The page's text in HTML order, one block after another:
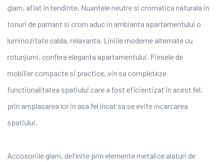
glam, aflat in tendinte. Nuantele neutre si cromatica naturala in
tonuri de pamant si crom aduc in ambianta apartamentului o
luminozitate calda, relaxanta. Liniile moderne alternate cu
rotunjumi, confera eleganta apartamentului. Piesele de
mobilier compacte si practice, vin sa completeze
functionalitatea spatiului care a fost eficientizat in acest fel,
prin amplasarea lor in asa fel incat sa se evite incarcarea
spatiului.
Accosoriile glam, definite prin elemente metalice alaturi de